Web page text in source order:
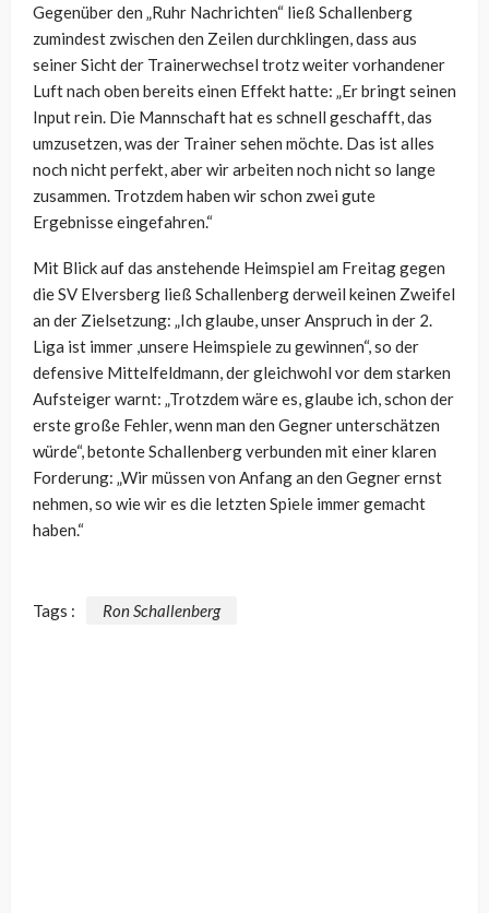
Gegenüber den „Ruhr Nachrichten“ ließ Schallenberg
zumindest zwischen den Zeilen durchklingen, dass aus
seiner Sicht der Trainerwechsel trotz weiter vorhandener
Luft nach oben bereits einen Effekt hatte: „Er bringt seinen
Input rein. Die Mannschaft hat es schnell geschafft, das
umzusetzen, was der Trainer sehen möchte. Das ist alles
noch nicht perfekt, aber wir arbeiten noch nicht so lange
zusammen. Trotzdem haben wir schon zwei gute
Ergebnisse eingefahren.“
Mit Blick auf das anstehende Heimspiel am Freitag gegen
die SV Elversberg ließ Schallenberg derweil keinen Zweifel
an der Zielsetzung: „Ich glaube, unser Anspruch in der 2.
Liga ist immer ,unsere Heimspiele zu gewinnen“, so der
defensive Mittelfeldmann, der gleichwohl vor dem starken
Aufsteiger warnt: „Trotzdem wäre es, glaube ich, schon der
erste große Fehler, wenn man den Gegner unterschätzen
würde“, betonte Schallenberg verbunden mit einer klaren
Forderung: „Wir müssen von Anfang an den Gegner ernst
nehmen, so wie wir es die letzten Spiele immer gemacht
haben.“
Tags : Ron Schallenberg